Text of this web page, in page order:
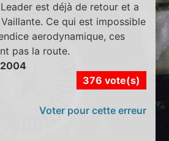
est déjà de retour et a
Ce qui est impossible
aerodynamique, ces
pas la route.
376 vote(s)
Voter pour cette erreur